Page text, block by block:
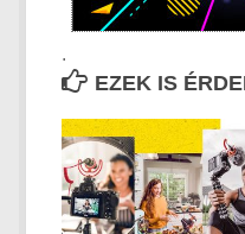
.
EZEK IS